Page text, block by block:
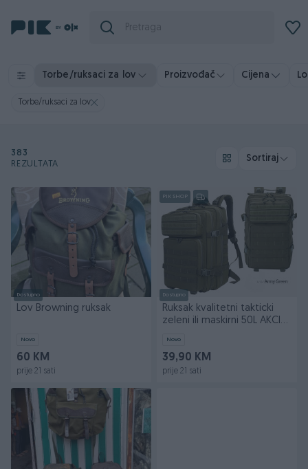
Torbe/ruksaci za lov Proizvođač Cijena
Torbe/ruksaci za lov
383
REZULTATA
Sortiraj
Dostupno
Lov Browning ruksak
Novo
60 KM
prije 21 sati
PIK SHOP
Dostupno
Ruksak kvalitetni takticki
zeleni ili maskirni 50L AKCIA
Novo
39,90 KM
prije 21 sati